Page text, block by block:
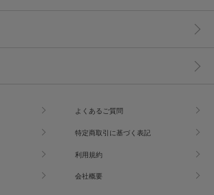
よくあるご質問
特定商取引に基づく表記
利用規約
会社概要